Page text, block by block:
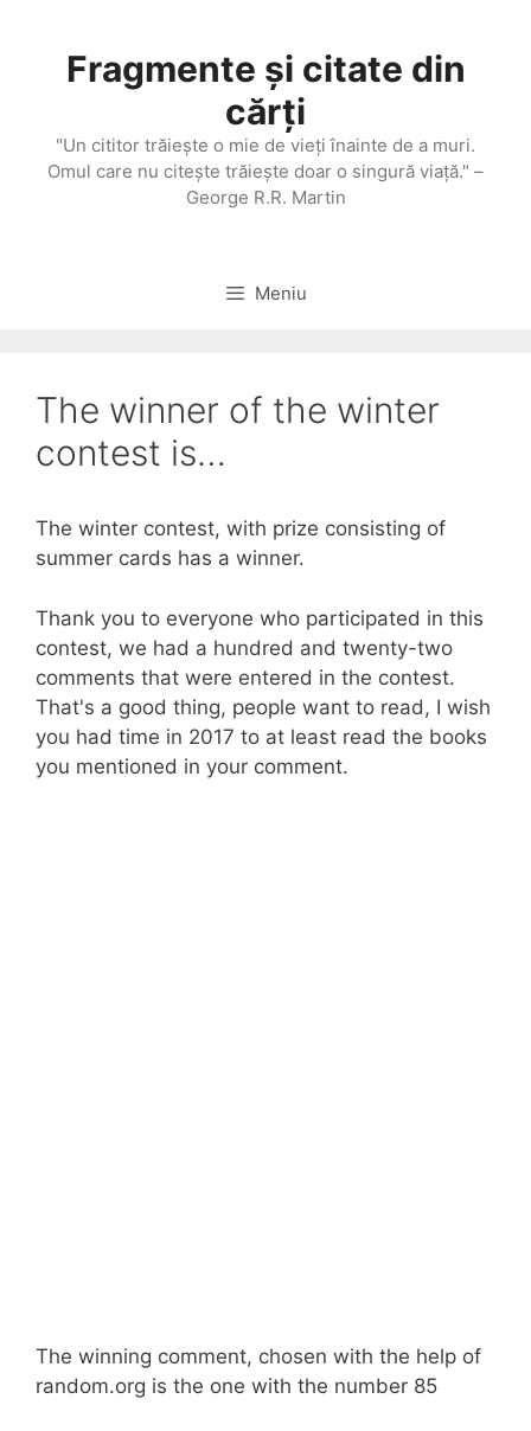
conținutFragmente și citate din
cărți
"Un cititor trăieşte o mie de vieţi înainte de a muri.
Omul care nu citeşte trăieşte doar o singură viaţă." –
George R.R. Martin
Meniu
The winner of the winter
contest is…
The winter contest, with prize consisting of
summer cards has a winner.
Thank you to everyone who participated in this
contest, we had a hundred and twenty-two
comments that were entered in the contest.
That's a good thing, people want to read, I wish
you had time in 2017 to at least read the books
you mentioned in your comment.
The winning comment, chosen with the help of
random.org is the one with the number 85